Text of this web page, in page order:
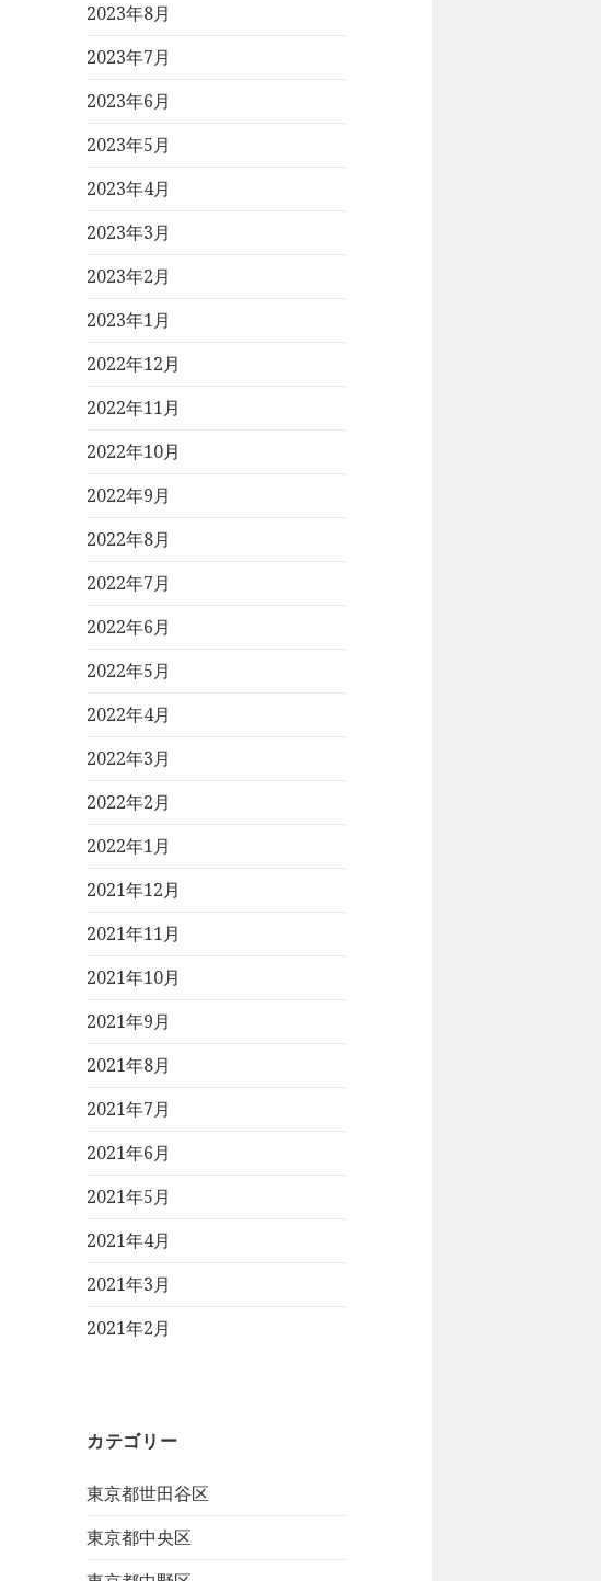
2023年8月
2023年7月
2023年6月
2023年5月
2023年4月
2023年3月
2023年2月
2023年1月
2022年12月
2022年11月
2022年10月
2022年9月
2022年8月
2022年7月
2022年6月
2022年5月
2022年4月
2022年3月
2022年2月
2022年1月
2021年12月
2021年11月
2021年10月
2021年9月
2021年8月
2021年7月
2021年6月
2021年5月
2021年4月
2021年3月
2021年2月
カテゴリー
東京都世田谷区
東京都中央区